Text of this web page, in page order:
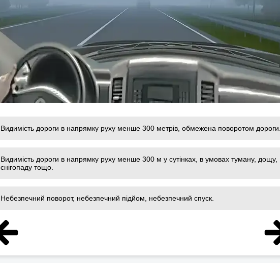
Видимість дороги в напрямку руху менше 300 метрів, обмежена поворотом дороги.
Видимість дороги в напрямку руху менше 300 м у сутінках, в умовах туману, дощу,
снігопаду тощо.
Небезпечний поворот, небезпечний підйом, небезпечний спуск.